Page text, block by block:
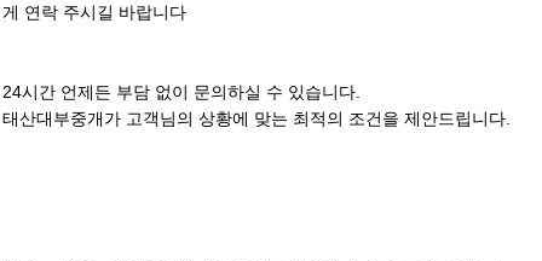
게 연락 주시길 바랍니다
24시간 언제든 부담 없이 문의하실 수 있습니다.
태산대부중개가 고객님의 상황에 맞는 최적의 조건을 제안드립니다.